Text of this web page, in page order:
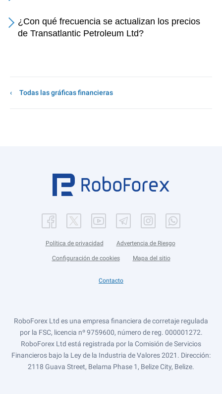
¿Con qué frecuencia se actualizan los precios
de Transatlantic Petroleum Ltd?
Todas las gráficas financieras
Política de privacidad Advertencia de Riesgo
Configuración de cookies Mapa del sitio
Contacto
RoboForex Ltd es una empresa financiera de corretaje regulada
por la FSC, licencia nº 9759600, número de reg. 000001272.
RoboForex Ltd está registrada por la Comisión de Servicios
Financieros bajo la Ley de la Industria de Valores 2021. Dirección:
2118 Guava Street, Belama Phase 1, Belize City, Belize.